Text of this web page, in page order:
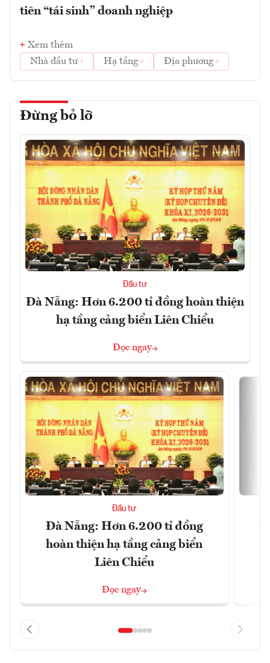
tiên “tái sinh” doanh nghiệp
Xem thêm
Nhà đầu tư
Hạ tầng Địa phương
Đừng bỏ lỡ
Đầu tư
Đà Nẵng: Hơn 6.200 tỉ đồng hoàn thiện
hạ tầng cảng biển Liên Chiểu
Đọc ngay
Đầu tư
Đà Nẵng: Hơn 6.200 tỉ đồng
hoàn thiện hạ tầng cảng biển
Liên Chiểu
Đọc ngay